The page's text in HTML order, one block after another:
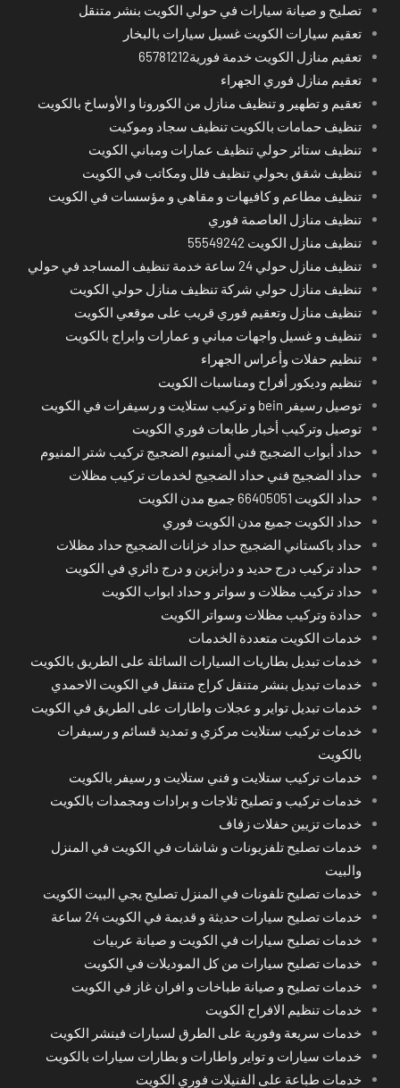
تصليح و صيانة سيارات في حولي الكويت بنشر متنقل
تعقيم سيارات الكويت غسيل سيارات بالبخار
تعقيم منازل الكويت خدمة فورية65781212
تعقيم منازل فوري الجهراء
تعقيم و تطهير و تنظيف منازل من الكورونا و الأوساخ بالكويت
تنظيف حمامات بالكويت تنظيف سجاد وموكيت
تنظيف ستائر حولي تنظيف عمارات ومباني الكويت
تنظيف شقق بحولي تنظيف فلل ومكاتب في الكويت
تنظيف مطاعم و كافيهات و مقاهي و مؤسسات في الكويت
تنظيف منازل العاصمة فوري
تنظيف منازل الكويت 55549242
تنظيف منازل حولي 24 ساعة خدمة تنظيف المساجد في حولي
تنظيف منازل حولي شركة تنظيف منازل حولي الكويت
تنظيف منازل وتعقيم فوري قريب على موقعي الكويت
تنظيف و غسيل واجهات مباني و عمارات وابراج بالكويت
تنظيم حفلات وأعراس الجهراء
تنظيم وديكور أفراح ومناسبات الكويت
توصيل رسيفر bein و تركيب ستلايت و رسيفرات في الكويت
توصيل وتركيب أخبار طابعات فوري الكويت
حداد أبواب الضجيج فني ألمنيوم الضجيج تركيب شتر المنيوم
حداد الضجيج فني حداد الضجيج لخدمات تركيب مظلات
حداد الكويت 66405051 جميع مدن الكويت
حداد الكويت جميع مدن الكويت فوري
حداد باكستاني الضجيج حداد خزانات الضجيج حداد مظلات
حداد تركيب درج حديد و درابزين و درج دائري في الكويت
حداد تركيب مظلات و سواتر و حداد ابواب الكويت
حدادة وتركيب مظلات وسواتر الكويت
خدمات الكويت متعددة الخدمات
خدمات تبديل بطاريات السيارات السائلة على الطريق بالكويت
خدمات تبديل بنشر متنقل كراج متنقل في الكويت الاحمدي
خدمات تبديل تواير و عجلات واطارات على الطريق في الكويت
خدمات تركيب ستلايت مركزي و تمديد قسائم و رسيفرات
بالكويت
خدمات تركيب ستلايت و فني ستلايت و رسيفر بالكويت
خدمات تركيب و تصليح ثلاجات و برادات ومجمدات بالكويت
خدمات تزيين حفلات زفاف
خدمات تصليح تلفزيونات و شاشات في الكويت في المنزل
والبيت
خدمات تصليح تلفونات في المنزل تصليح يجي البيت الكويت
خدمات تصليح سيارات حديثة و قديمة في الكويت 24 ساعة
خدمات تصليح سيارات في الكويت و صيانة عربيات
خدمات تصليح سيارات من كل الموديلات في الكويت
خدمات تصليح و صيانة طباخات و افران غاز في الكويت
خدمات تنظيم الافراح الكويت
خدمات سريعة وفورية على الطرق لسيارات فينشر الكويت
خدمات سيارات و تواير واطارات و بطارات سيارات بالكويت
خدمات طباعة على الفنيلات فوري الكويت